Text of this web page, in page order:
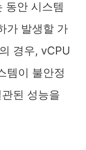
동안 시스템
가 발생할 가
경우, vCPU
템이 불안정
된 성능을